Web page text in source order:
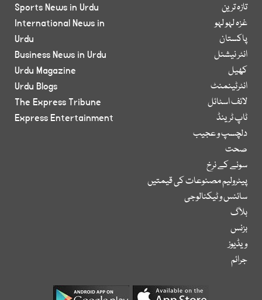
تازہ ترین
غزہ لہو لہو
پاکستان
انٹر نیشنل
کھیل
انٹرٹینمنٹ
لائف اسٹائل
ٹاپ ٹرینڈ
دلچسپ و عجیب
صحت
سونے کے نرخ
پیٹرولیم مصنوعات کی قیمتیں
سائنس و ٹیکنالوجی
بلاگ
بزنس
ویڈیوز
جرائم
Sports News in Urdu
International News in
Urdu
Business News in Urdu
Urdu Magazine
Urdu Blogs
The Express Tribune
Express Entertainment